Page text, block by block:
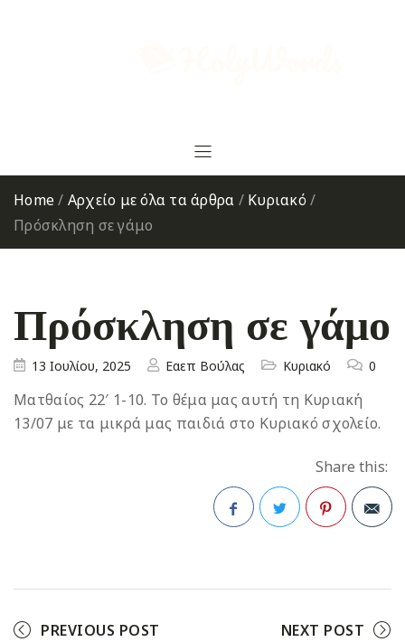
Home/ Αρχείο με όλα τα άρθρα / Κυριακό /
Πρόσκληση σε γάμο
Πρόσκληση σε γάμο
13 Ιουλίου, 2025 Εαεπ Βούλας Κυριακό 0
Ματθαίος 22′ 1-10. Το θέμα μας αυτή τη Κυριακή
13/07 με τα μικρά μας παιδιά στο Κυριακό σχολείο.
Share this:
PREVIOUS POST NEXT POST